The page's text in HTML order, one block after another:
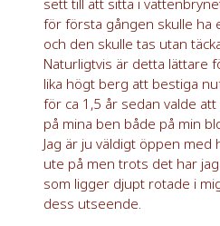
för första gången skulle ha
och den skulle tas utan
Naturligtvis är detta lättare
lika högt berg att bestiga
för ca 1,5 år sedan valde
på mina ben både på min
Jag är ju väldigt öppen med
ute på men trots det har
som ligger djupt rotade i
dess utseende.